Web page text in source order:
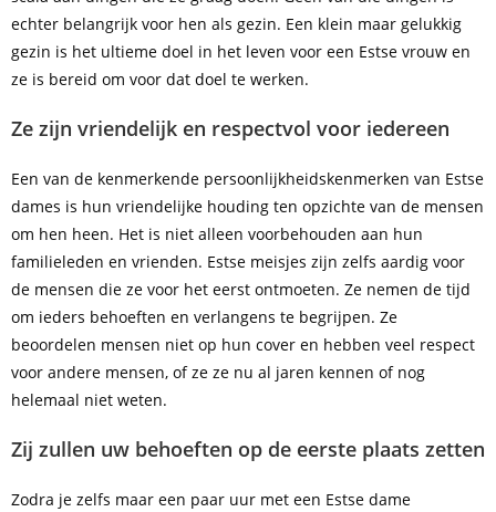
echter belangrijk voor hen als gezin. Een klein maar gelukkig
gezin is het ultieme doel in het leven voor een Estse vrouw en
ze is bereid om voor dat doel te werken.
Ze zijn vriendelijk en respectvol voor iedereen
Een van de kenmerkende persoonlijkheidskenmerken van Estse
dames is hun vriendelijke houding ten opzichte van de mensen
om hen heen. Het is niet alleen voorbehouden aan hun
familieleden en vrienden. Estse meisjes zijn zelfs aardig voor
de mensen die ze voor het eerst ontmoeten. Ze nemen de tijd
om ieders behoeften en verlangens te begrijpen. Ze
beoordelen mensen niet op hun cover en hebben veel respect
voor andere mensen, of ze ze nu al jaren kennen of nog
helemaal niet weten.
Zij zullen uw behoeften op de eerste plaats zetten
Zodra je zelfs maar een paar uur met een Estse dame